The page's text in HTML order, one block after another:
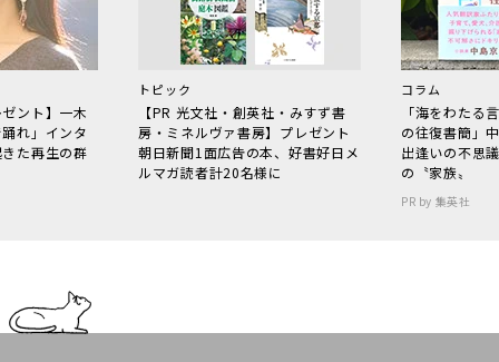
ント】一木
れ」インタ
た再生の群
トピック
【PR 光文社・創英社・みすず書
房・ミネルヴァ書房】プレゼント
朝日新聞1面広告の本、好書好日メ
ルマガ読者計20名様に
コラム
「海をわた
の往復書簡」
出逢いの不思
の〝家族〟
PR by 集英社